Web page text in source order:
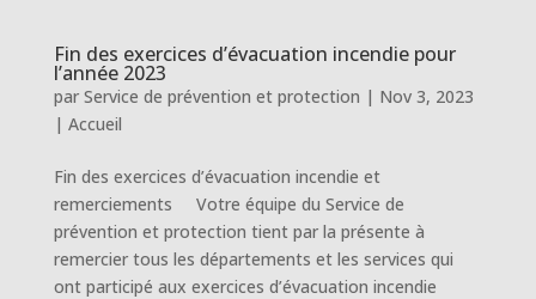
Fin des exercices d’évacuation incendie pour
l’année 2023
par Service de prévention et protection | Nov 3, 2023
| Accueil
Fin des exercices d’évacuation incendie et
remerciements Votre équipe du Service de
prévention et protection tient par la présente à
remercier tous les départements et les services qui
ont participé aux exercices d’évacuation incendie